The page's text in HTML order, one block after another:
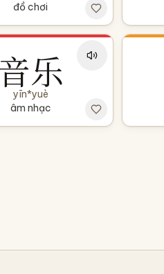
đồ chơi
乐
yīn*yuè
âm nhạc